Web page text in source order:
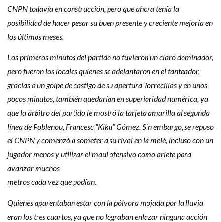
CNPN todavía en construcción, pero que ahora tenía la
posibilidad de hacer pesar su buen presente y creciente mejoría en
los últimos meses.
Los primeros minutos del partido no tuvieron un claro dominador,
pero fueron los locales quienes se adelantaron en el tanteador,
gracias a un golpe de castigo de su apertura Torrecillas y en unos
pocos minutos, también quedarían en superioridad numérica, ya
que la árbitro del partido le mostró la tarjeta amarilla al segunda
línea de Poblenou, Francesc “Kiku” Gómez. Sin embargo, se repuso
el CNPN y comenzó a someter a su rival en la melé, incluso con un
jugador menos y utilizar el maul ofensivo como ariete para
avanzar muchos
metros cada vez que podían.
Quienes aparentaban estar con la pólvora mojada por la lluvia
eran los tres cuartos, ya que no lograban enlazar ninguna acción